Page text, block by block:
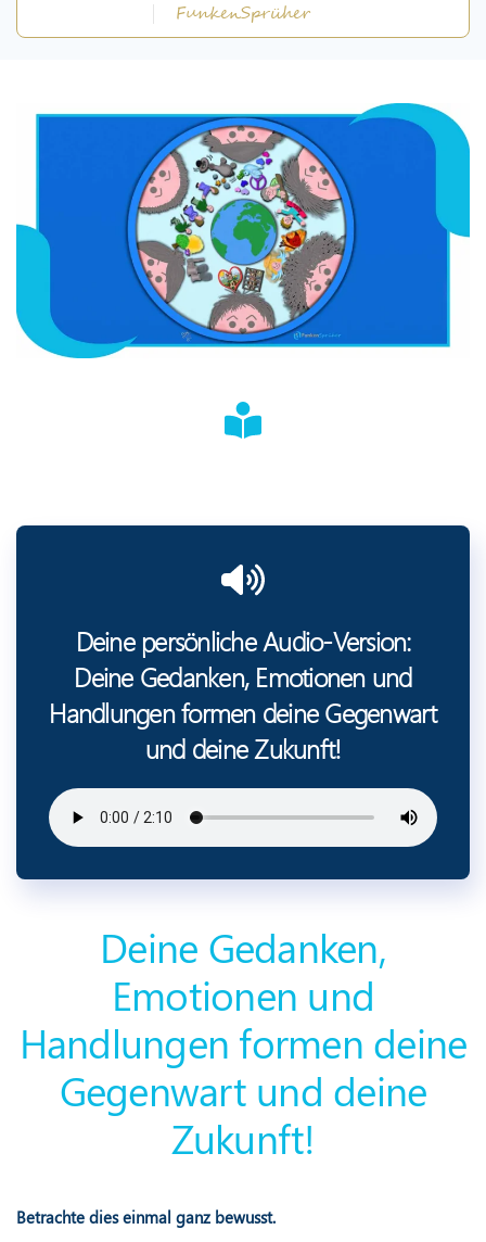
FunkenSprüher
Deine persönliche Audio-Version:
Deine Gedanken, Emotionen und
Handlungen formen deine Gegenwart
und deine Zukunft!
Deine Gedanken,
Emotionen und
Handlungen formen deine
Gegenwart und deine
Zukunft!
Betrachte dies einmal ganz bewusst.